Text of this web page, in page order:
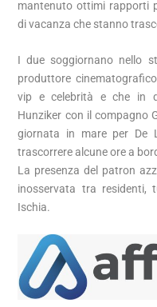
mantenuto ottimi rapporti
di vacanza che stanno
I due soggiornano nello
produttore
vip e celebrità e che in
Hunziker con il compagno
giornata in mare per De
trascorrere alcune ore a
La presenza del patron
inosservata tra
Ischia.